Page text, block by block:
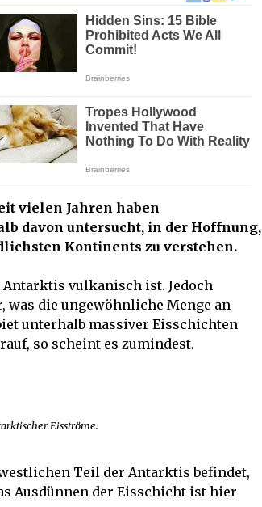
vielen Jahren haben
davon untersucht, in der Hoffnung,
Kontinents zu verstehen.
vulkanisch ist. Jedoch
die ungewöhnliche Menge an
unterhalb massiver Eisschichten
so scheint es zumindest.
Eisströme.
Teil der Antarktis befindet,
Ausdünnen der Eisschicht ist hier